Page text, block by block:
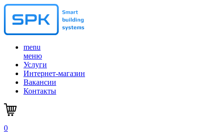
menu
меню
Услуги
Интернет-магазин
Вакансии
Контакты
0